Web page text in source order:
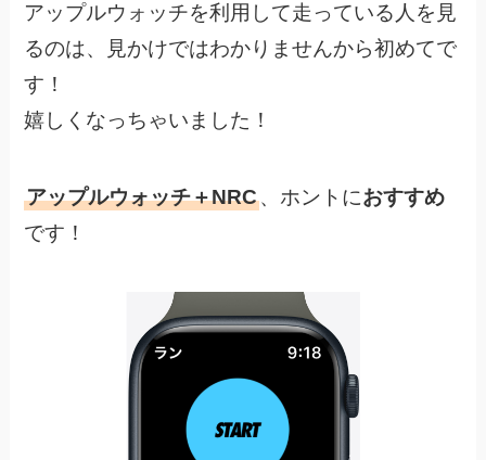
アップルウォッチを利用して走っている人を見
るのは、見かけではわかりませんから初めてで
す！
嬉しくなっちゃいました！
アップルウォッチ＋NRC、ホントにおすすめ
です！